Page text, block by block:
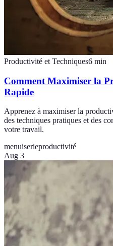
Productivité et Techniques6 min
Comment Maximiser la
Rapide
Apprenez à maximiser la
des techniques pratiques et des
votre travail.
menuiserieproductivité
Aug 3